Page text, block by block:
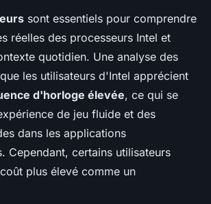
sont essentiels pour comprendre
réelles des processeurs Intel et
quotidien. Une analyse des
les utilisateurs d'Intel apprécient
d'horloge élevée, ce qui se
de jeu fluide et des
dans les applications
Cependant, certains utilisateurs
plus élevé comme un